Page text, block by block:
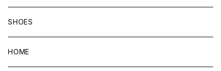
SHOES
HOME